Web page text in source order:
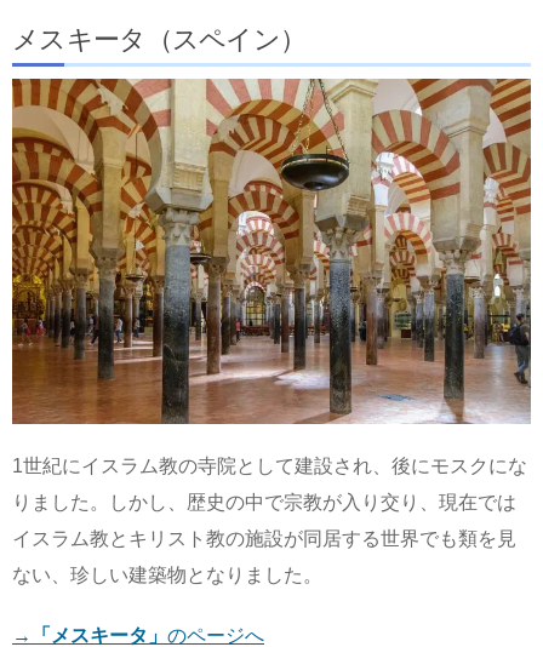
メスキータ（スペイン）
1世紀にイスラム教の寺院として建設され、後にモスクにな
りました。しかし、歴史の中で宗教が入り交り、現在では
イスラム教とキリスト教の施設が同居する世界でも類を見
ない、珍しい建築物となりました。
→ 「メスキータ」 のページへ